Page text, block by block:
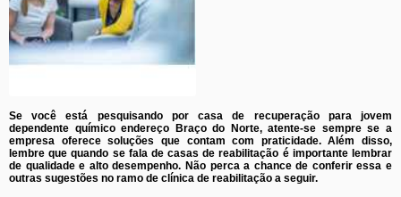
Se você está pesquisando por casa de recuperação para jovem
dependente químico endereço Braço do Norte, atente-se sempre se a
empresa oferece soluções que contam com praticidade. Além disso,
lembre que quando se fala de casas de reabilitação é importante lembrar
de qualidade e alto desempenho. Não perca a chance de conferir essa e
outras sugestões no ramo de clínica de reabilitação a seguir.